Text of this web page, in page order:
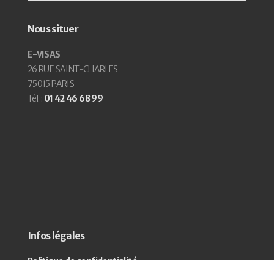
Nous situer
E-VISAS
26 RUE SAINT-CHARLES
75015 PARIS
Tél. : 01 42 46 68 99
Infos légales